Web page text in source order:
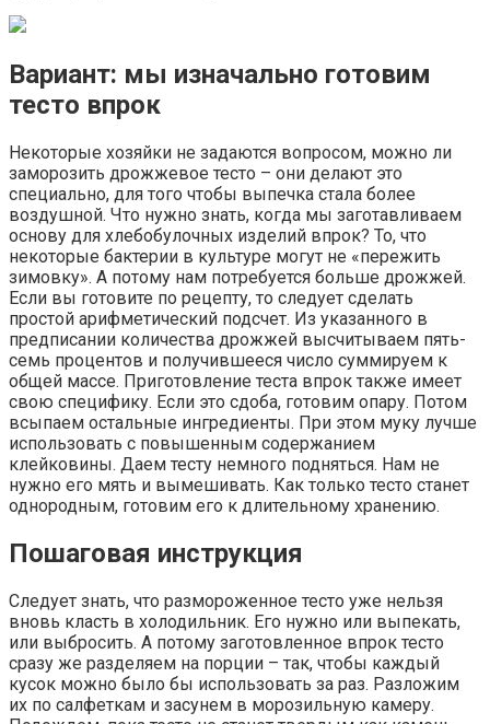
Вариант: мы изначально готовим
тесто впрок
Некоторые хозяйки не задаются вопросом, можно ли
заморозить дрожжевое тесто – они делают это
специально, для того чтобы выпечка стала более
воздушной. Что нужно знать, когда мы заготавливаем
основу для хлебобулочных изделий впрок? То, что
некоторые бактерии в культуре могут не «пережить
зимовку». А потому нам потребуется больше дрожжей.
Если вы готовите по рецепту, то следует сделать
простой арифметический подсчет. Из указанного в
предписании количества дрожжей высчитываем пять-
семь процентов и получившееся число суммируем к
общей массе. Приготовление теста впрок также имеет
свою специфику. Если это сдоба, готовим опару. Потом
всыпаем остальные ингредиенты. При этом муку лучше
использовать с повышенным содержанием
клейковины. Даем тесту немного подняться. Нам не
нужно его мять и вымешивать. Как только тесто станет
однородным, готовим его к длительному хранению.
Пошаговая инструкция
Следует знать, что размороженное тесто уже нельзя
вновь класть в холодильник. Его нужно или выпекать,
или выбросить. А потому заготовленное впрок тесто
сразу же разделяем на порции – так, чтобы каждый
кусок можно было бы использовать за раз. Разложим
их по салфеткам и засунем в морозильную камеру.